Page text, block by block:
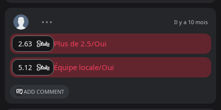
Il y a 10 mois
2.63 Plus de 2.5/Oui
5.12 Équipe locale/Oui
ADD COMMENT